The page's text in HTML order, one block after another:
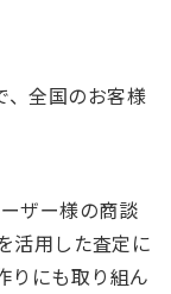
、全国のお客様
ザー様の商談
活用した査定に
りにも取り組ん